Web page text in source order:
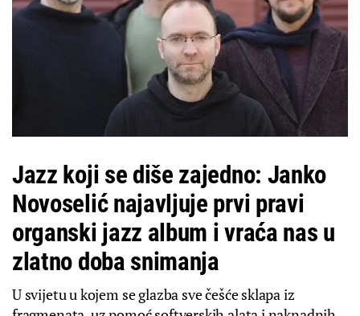
Jazz koji se diše zajedno: Janko
Novoselić najavljuje prvi pravi
organski jazz album i vraća nas u
zlatno doba snimanja
U svijetu u kojem se glazba sve češće sklapa iz